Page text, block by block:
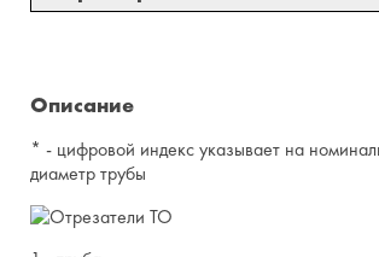
Описание
* - цифровой индекс указывает на
диаметр трубы